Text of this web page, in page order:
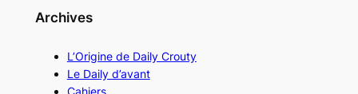
Archives
L’Origine de Daily Crouty
Le Daily d’avant
Cahiers